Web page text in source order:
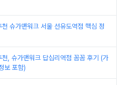
슈가맨워크 서울 선유도역점 핵심 정
, 슈가맨워크 답십리역점 꼼꼼 후기 (가
보 포함)